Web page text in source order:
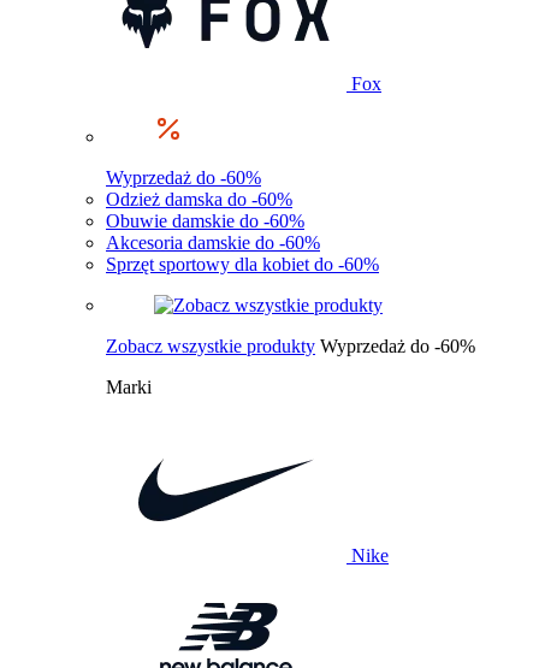
Fox
Wyprzedaż do -60%
Odzież damska do -60%
Obuwie damskie do -60%
Akcesoria damskie do -60%
Sprzęt sportowy dla kobiet do -60%
Zobacz wszystkie produkty Wyprzedaż do -60%
Marki
Nike